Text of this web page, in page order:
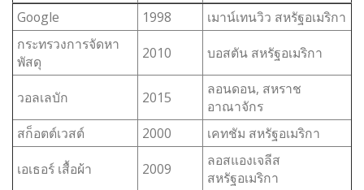
Google 1998
เมาน์เทนวิว สหรัฐอเมริกา
กระทรวงการจัดหา
พัสดุ
2010 บอสตัน สหรัฐอเมริกา
วอลเลบัก 2015
ลอนดอน, สหราช
อาณาจักร
สก็อตต์เวสต์
2000
เคทชัม สหรัฐอเมริกา
เอเธอร์ เสื้อผ้า
2009
ลอสแองเจลีส
สหรัฐอเมริกา